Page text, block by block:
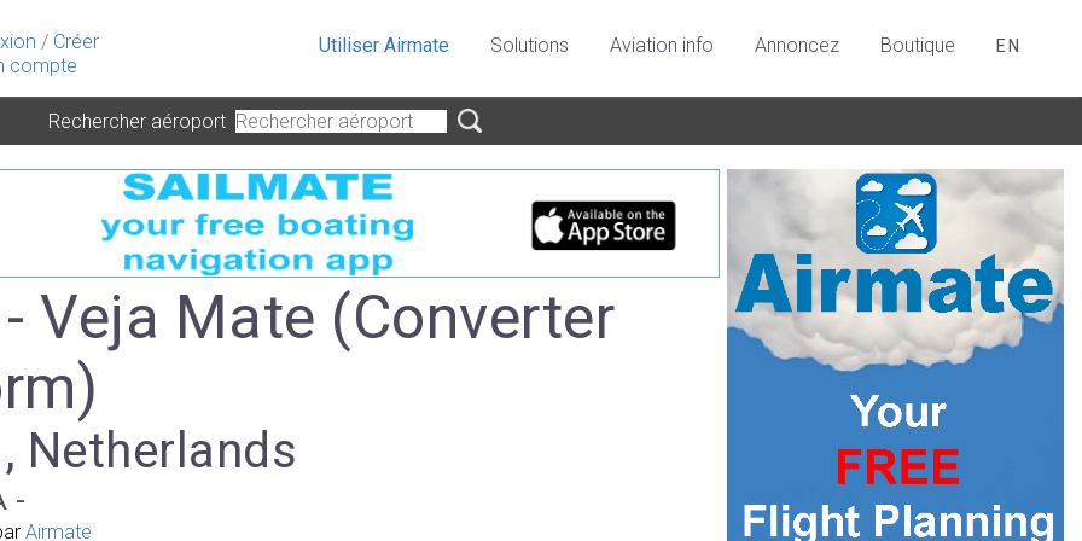
/ Créer
compte
Utiliser Airmate Solutions Aviation info Annoncez Boutique EN
Rechercher aéroport
- Veja Mate (Converter
Netherlands
-
Airmate